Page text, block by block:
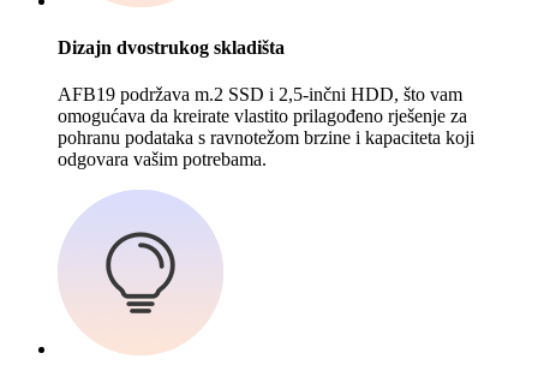
Dizajn dvostrukog skladišta
AFB19 podržava m.2 SSD i 2,5-inčni HDD, što vam
omogućava da kreirate vlastito prilagođeno rješenje za
pohranu podataka s ravnotežom brzine i kapaciteta koji
odgovara vašim potrebama.